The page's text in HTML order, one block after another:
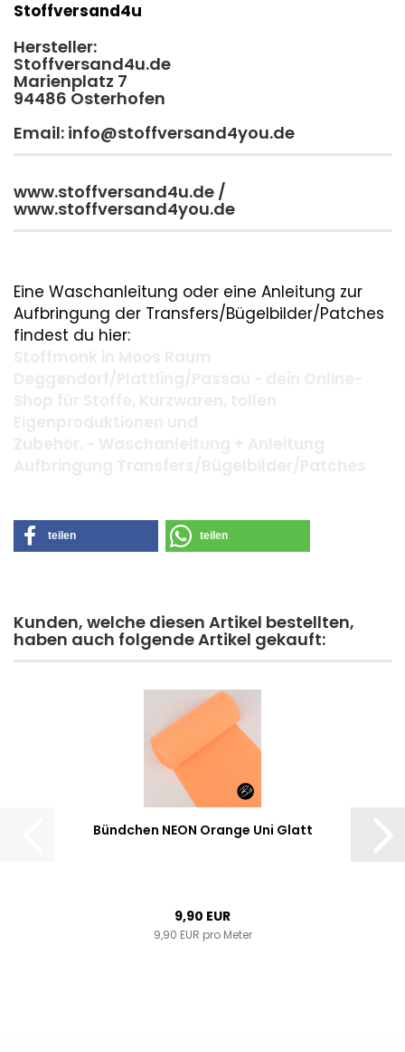
Stoffversand4u
Hersteller:
Stoffversand4u.de
Marienplatz 7
94486 Osterhofen
Email: info@stoffversand4you.de
www.stoffversand4u.de /
www.stoffversand4you.de
Eine Waschanleitung oder eine Anleitung zur
Aufbringung der Transfers/Bügelbilder/Patches
findest du hier:
teilen teilen
Kunden, welche diesen Artikel bestellten,
haben auch folgende Artikel gekauft:
Bündchen NEON Orange Uni Glatt
9,90 EUR
9,90 EUR pro Meter